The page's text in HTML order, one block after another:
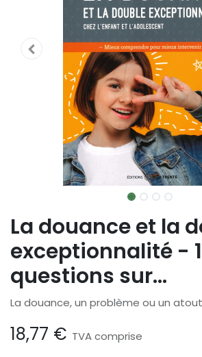
La douance et la
exceptionnalité -
questions sur...
La douance, un problème ou un
18,77 € TVA comprise